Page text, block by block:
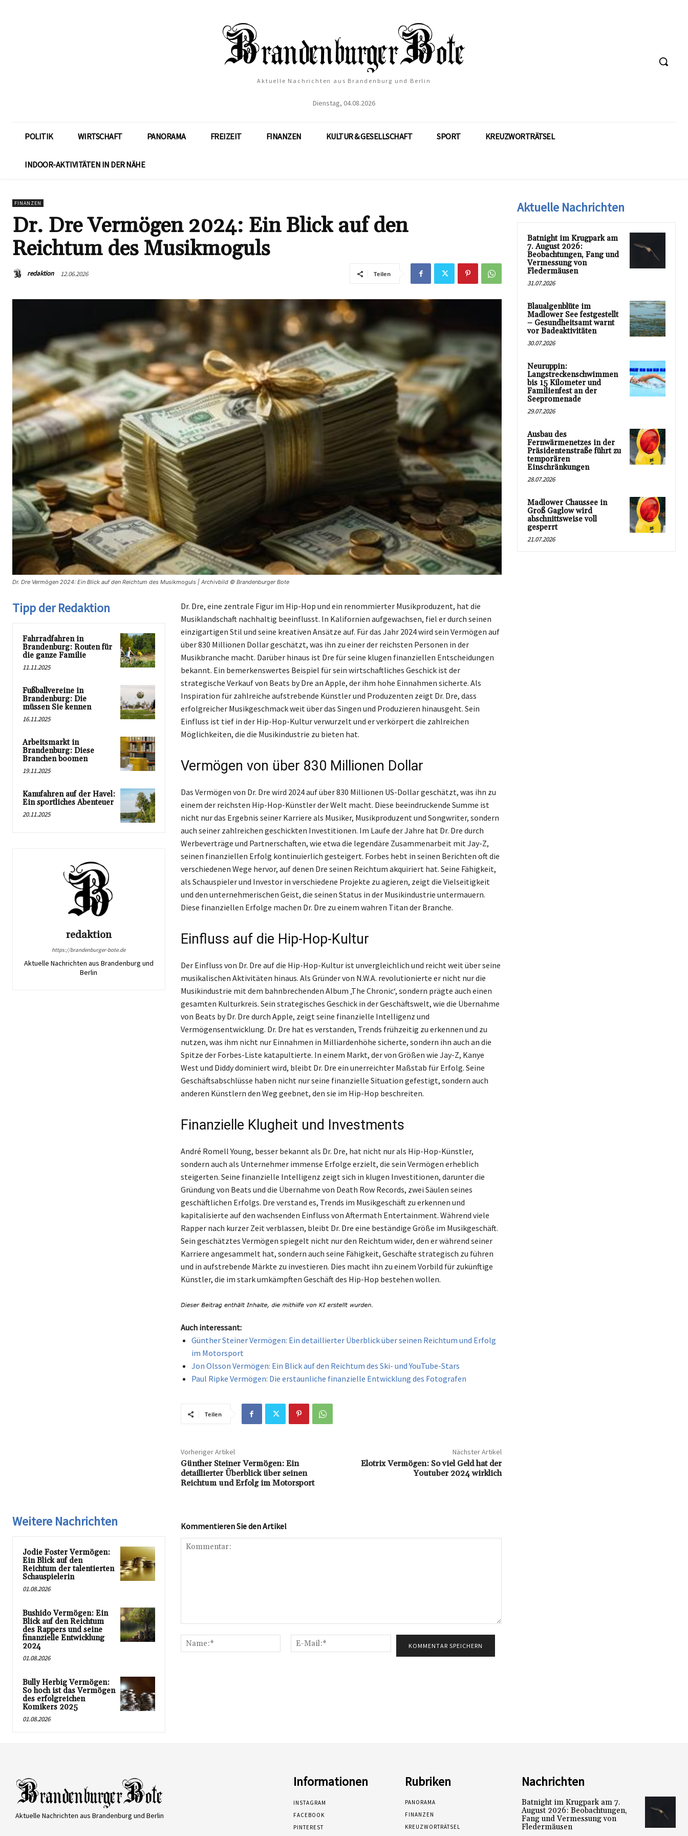
Aktuelle Nachrichten aus Brandenburg und Berlin
Dienstag, 04.08.2026
POLITIK WIRTSCHAFT PANORAMA FREIZEIT FINANZEN KULTUR & GESELLSCHAFT SPORT KREUZWORTRÄTSEL
INDOOR-AKTIVITÄTEN IN DER NÄHE
FINANZEN
Dr. Dre Vermögen 2024: Ein Blick auf den
Reichtum des Musikmoguls
redaktion 12.06.2026 Teilen
Dr. Dre Vermögen 2024: Ein Blick auf den Reichtum des Musikmoguls | Archivbild © Brandenburger Bote
Tipp der Redaktion
Fahrradfahren in
Brandenburg: Routen für
die ganze Familie
11.11.2025
Fußballvereine in
Brandenburg: Die
müssen Sie kennen
16.11.2025
Arbeitsmarkt in
Brandenburg: Diese
Branchen boomen
19.11.2025
Kanufahren auf der Havel:
Ein sportliches Abenteuer
20.11.2025
redaktion
https://brandenburger-bote.de
Aktuelle Nachrichten aus Brandenburg und
Berlin
Dr. Dre, eine zentrale Figur im Hip-Hop und ein renommierter Musikproduzent, hat die
Musiklandschaft nachhaltig beeinflusst. In Kalifornien aufgewachsen, fiel er durch seinen
einzigartigen Stil und seine kreativen Ansätze auf. Für das Jahr 2024 wird sein Vermögen auf
über 830 Millionen Dollar geschätzt, was ihn zu einer der reichsten Personen in der
Musikbranche macht. Darüber hinaus ist Dre für seine klugen finanziellen Entscheidungen
bekannt. Ein bemerkenswertes Beispiel für sein wirtschaftliches Geschick ist der
strategische Verkauf von Beats by Dre an Apple, der ihm hohe Einnahmen sicherte. Als
Inspiration für zahlreiche aufstrebende Künstler und Produzenten zeigt Dr. Dre, dass
erfolgreicher Musikgeschmack weit über das Singen und Produzieren hinausgeht. Sein
Einfluss ist tief in der Hip-Hop-Kultur verwurzelt und er verkörpert die zahlreichen
Möglichkeiten, die die Musikindustrie zu bieten hat.
Vermögen von über 830 Millionen Dollar
Das Vermögen von Dr. Dre wird 2024 auf über 830 Millionen US-Dollar geschätzt, was ihn zu
einem der reichsten Hip-Hop-Künstler der Welt macht. Diese beeindruckende Summe ist
nicht nur das Ergebnis seiner Karriere als Musiker, Musikproduzent und Songwriter, sondern
auch seiner zahlreichen geschickten Investitionen. Im Laufe der Jahre hat Dr. Dre durch
Werbeverträge und Partnerschaften, wie etwa die legendäre Zusammenarbeit mit Jay-Z,
seinen finanziellen Erfolg kontinuierlich gesteigert. Forbes hebt in seinen Berichten oft die
verschiedenen Wege hervor, auf denen Dre seinen Reichtum akquiriert hat. Seine Fähigkeit,
als Schauspieler und Investor in verschiedene Projekte zu agieren, zeigt die Vielseitigkeit
und den unternehmerischen Geist, die seinen Status in der Musikindustrie untermauern.
Diese finanziellen Erfolge machen Dr. Dre zu einem wahren Titan der Branche.
Einfluss auf die Hip-Hop-Kultur
Der Einfluss von Dr. Dre auf die Hip-Hop-Kultur ist unvergleichlich und reicht weit über seine
musikalischen Aktivitäten hinaus. Als Gründer von N.W.A. revolutionierte er nicht nur die
Musikindustrie mit dem bahnbrechenden Album ‚The Chronic‘, sondern prägte auch einen
gesamten Kulturkreis. Sein strategisches Geschick in der Geschäftswelt, wie die Übernahme
von Beats by Dr. Dre durch Apple, zeigt seine finanzielle Intelligenz und
Vermögensentwicklung. Dr. Dre hat es verstanden, Trends frühzeitig zu erkennen und zu
nutzen, was ihm nicht nur Einnahmen in Milliardenhöhe sicherte, sondern ihn auch an die
Spitze der Forbes-Liste katapultierte. In einem Markt, der von Größen wie Jay-Z, Kanye
West und Diddy dominiert wird, bleibt Dr. Dre ein unerreichter Maßstab für Erfolg. Seine
Geschäftsabschlüsse haben nicht nur seine finanzielle Situation gefestigt, sondern auch
anderen Künstlern den Weg geebnet, den sie im Hip-Hop beschreiten.
Finanzielle Klugheit und Investments
André Romell Young, besser bekannt als Dr. Dre, hat nicht nur als Hip-Hop-Künstler,
sondern auch als Unternehmer immense Erfolge erzielt, die sein Vermögen erheblich
steigerten. Seine finanzielle Intelligenz zeigt sich in klugen Investitionen, darunter die
Gründung von Beats und die Übernahme von Death Row Records, zwei Säulen seines
geschäftlichen Erfolgs. Dre verstand es, Trends im Musikgeschäft zu erkennen und
kapitalisierte auf den wachsenden Einfluss von Aftermath Entertainment. Während viele
Rapper nach kurzer Zeit verblassen, bleibt Dr. Dre eine beständige Größe im Musikgeschäft.
Sein geschätztes Vermögen spiegelt nicht nur den Reichtum wider, den er während seiner
Karriere angesammelt hat, sondern auch seine Fähigkeit, Geschäfte strategisch zu führen
und in aufstrebende Märkte zu investieren. Dies macht ihn zu einem Vorbild für zukünftige
Künstler, die im stark umkämpften Geschäft des Hip-Hop bestehen wollen.
Auch interessant:
Günther Steiner Vermögen: Ein detaillierter Überblick über seinen Reichtum und Erfolg
im Motorsport
Jon Olsson Vermögen: Ein Blick auf den Reichtum des Ski- und YouTube-Stars
Paul Ripke Vermögen: Die erstaunliche finanzielle Entwicklung des Fotografen
Teilen
Vorheriger Artikel
Günther Steiner Vermögen: Ein
detaillierter Überblick über seinen
Reichtum und Erfolg im Motorsport
Nächster Artikel
Elotrix Vermögen: So viel Geld hat der
Youtuber 2024 wirklich
Weitere Nachrichten
Jodie Foster Vermögen:
Ein Blick auf den
Reichtum der talentierten
Schauspielerin
01.08.2026
Bushido Vermögen: Ein
Blick auf den Reichtum
des Rappers und seine
finanzielle Entwicklung
2024
01.08.2026
Bully Herbig Vermögen:
So hoch ist das Vermögen
des erfolgreichen
Komikers 2025
01.08.2026
Kommentieren Sie den Artikel
Name:*
Mail:*
Aktuelle Nachrichten
Batnight im Krugpark am
7. August 2026:
Beobachtungen, Fang und
Vermessung von
Fledermäusen
31.07.2026
Blaualgenblüte im
Madlower See festgestellt
– Gesundheitsamt warnt
vor Badeaktivitäten
30.07.2026
Neuruppin:
Langstreckenschwimmen
bis 15 Kilometer und
Familienfest an der
Seepromenade
29.07.2026
Ausbau des
Fernwärmenetzes in der
Präsidentenstraße führt zu
temporären
Einschränkungen
28.07.2026
Madlower Chaussee in
Groß Gaglow wird
abschnittsweise voll
gesperrt
21.07.2026
Aktuelle Nachrichten aus Brandenburg und Berlin
Informationen
INSTAGRAM
FACEBOOK
PINTEREST
Rubriken
PANORAMA
FINANZEN
KREUZWORTRÄTSEL
Nachrichten
Batnight im Krugpark am 7.
August 2026: Beobachtungen,
Fang und Vermessung von
Fledermäusen